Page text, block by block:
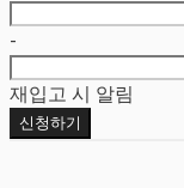
-
재입고 시 알림
신청하기